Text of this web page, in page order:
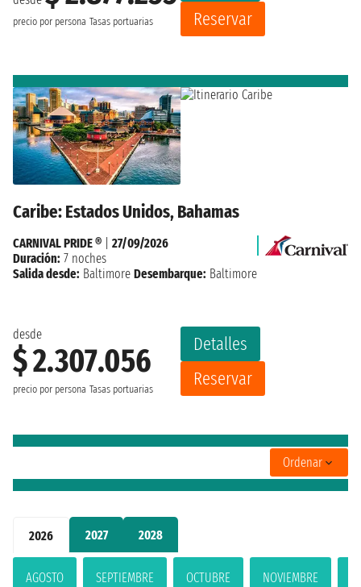
2026 2027 2028
AGOSTO
SEPTIEMBRE
OCTUBRE
NOVIEMBRE
precio por persona Tasas portuarias
Reservar
Caribe: Estados Unidos, Bahamas
desde
$ 2.307.056
precio por persona Tasas portuarias
Detalles
Reservar
CARNIVAL PRIDE ®
27/09/2026
Duración: 7 noches
Salida desde: Baltimore Desembarque: Baltimore
Ordenar